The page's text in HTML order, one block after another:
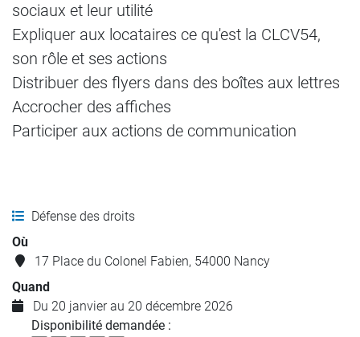
sociaux et leur utilité
Expliquer aux locataires ce qu'est la CLCV54,
son rôle et ses actions
Distribuer des flyers dans des boîtes aux lettres
Accrocher des affiches
Participer aux actions de communication
Défense des droits
Où
17 Place du Colonel Fabien, 54000 Nancy
Quand
Du 20 janvier au 20 décembre 2026
Disponibilité demandée :